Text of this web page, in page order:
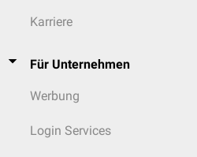
Karriere
Für Unternehmen
Werbung
Login Services